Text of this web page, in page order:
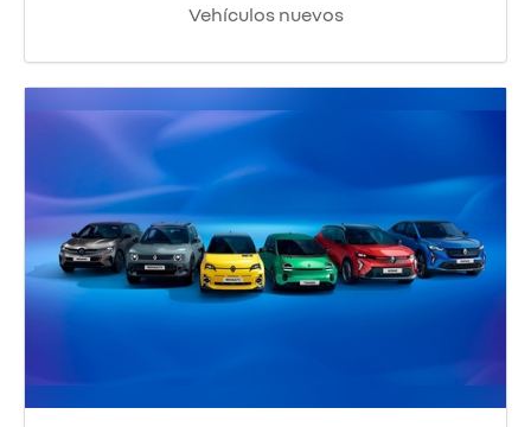
Vehículos nuevos